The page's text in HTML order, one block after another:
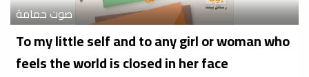
صوت حمامة
To my little self and to any girl or woman who
feels the world is closed in her face